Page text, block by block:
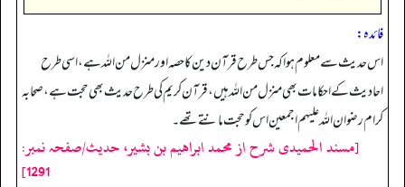
فائدہ:
اس حدیث سے معلوم ہوا کہ جس طرح قرآن دین کا حصہ اور منزل من اللہ ہے، اسی طرح
احادیث کے احکامات بھی منزل من اللہ ہیں، قرآن کریم کی طرح حدیث بھی حجت ہے، صحابہ
کرام رضوان اللہ علیہم اجمعین اس کو حجت مانتے تھے۔
[مسند الحمیدی شرح از محمد ابراهيم بن بشير، حدیث/صفحہ نمبر:
1291]